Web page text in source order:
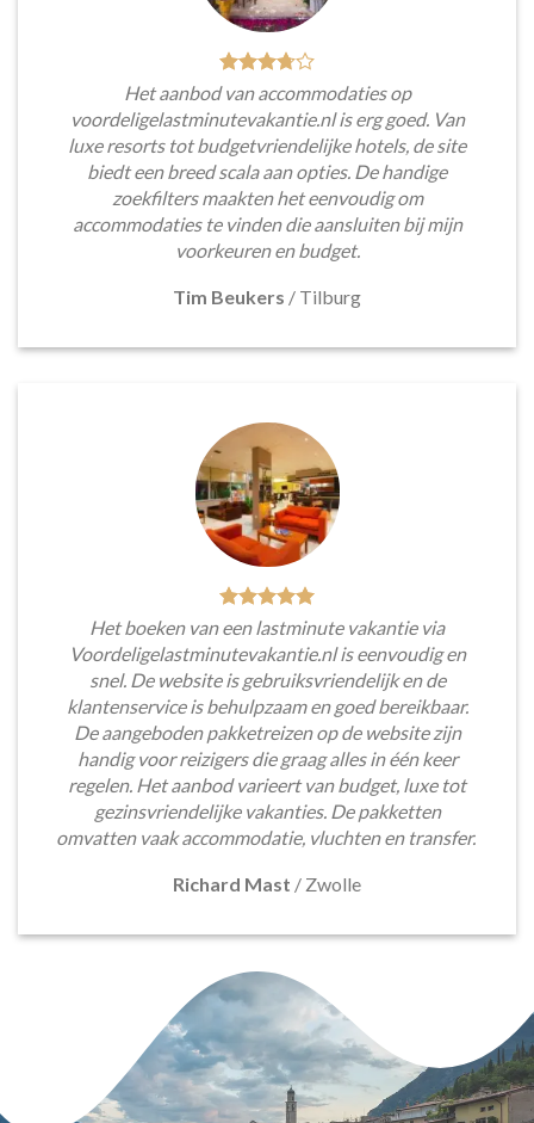
Het aanbod van accommodaties op
voordeligelastminutevakantie.nl is erg goed. Van
luxe resorts tot budgetvriendelijke hotels, de site
biedt een breed scala aan opties. De handige
zoekfilters maakten het eenvoudig om
accommodaties te vinden die aansluiten bij mijn
voorkeuren en budget.
Tim Beukers / Tilburg
Het boeken van een lastminute vakantie via
Voordeligelastminutevakantie.nl is eenvoudig en
snel. De website is gebruiksvriendelijk en de
klantenservice is behulpzaam en goed bereikbaar.
De aangeboden pakketreizen op de website zijn
handig voor reizigers die graag alles in één keer
regelen. Het aanbod varieert van budget, luxe tot
gezinsvriendelijke vakanties. De pakketten
omvatten vaak accommodatie, vluchten en transfer.
Richard Mast / Zwolle